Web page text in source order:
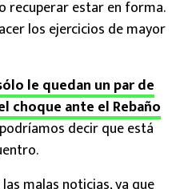
recuperar estar en forma.
los ejercicios de mayor
le quedan un par de
choque ante el Rebaño
decir que está